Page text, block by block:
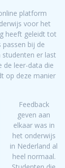
platform
voor het
heeft geleidt tot
passen bij de
er last
de leer-data die
op deze manier
Feedback
geven aan
elkaar was in
het onderwijs
in Nederland al
heel normaal.